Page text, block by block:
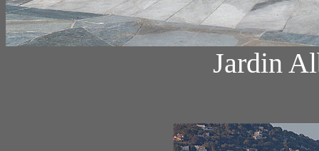
Jardin